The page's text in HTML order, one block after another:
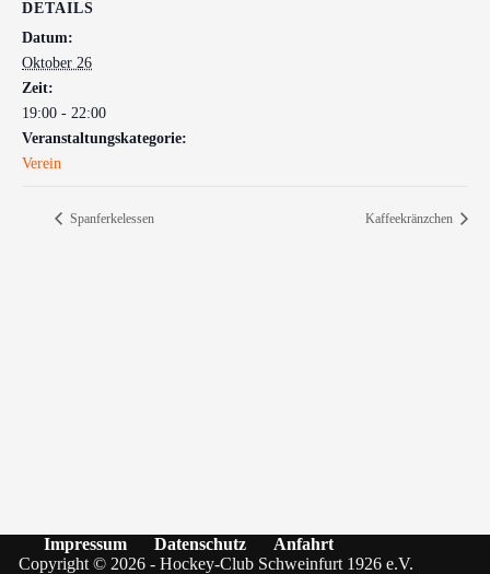
DETAILS
Datum:
Oktober 26
Zeit:
19:00 - 22:00
Veranstaltungskategorie:
Verein
Spanferkelessen Kaffeekränzchen
Impressum Datenschutz
Anfahrt
Copyright © 2026 - Hockey-Club Schweinfurt 1926 e.V.